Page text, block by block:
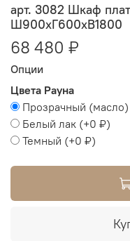
арт. 3082 Шкаф
Ш900xГ600xВ1800
68 480 ₽
Опции
Цвета Рауна
Прозрачный (масло)
Белый лак (+0 ₽)
Темный (+0 ₽)